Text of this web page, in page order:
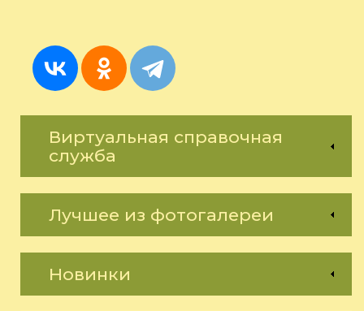
Виртуальная справочная
служба
Лучшее из фотогалереи
Новинки